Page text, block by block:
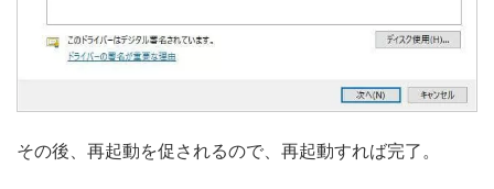
その後、再起動を促されるので、再起動すれば完了。